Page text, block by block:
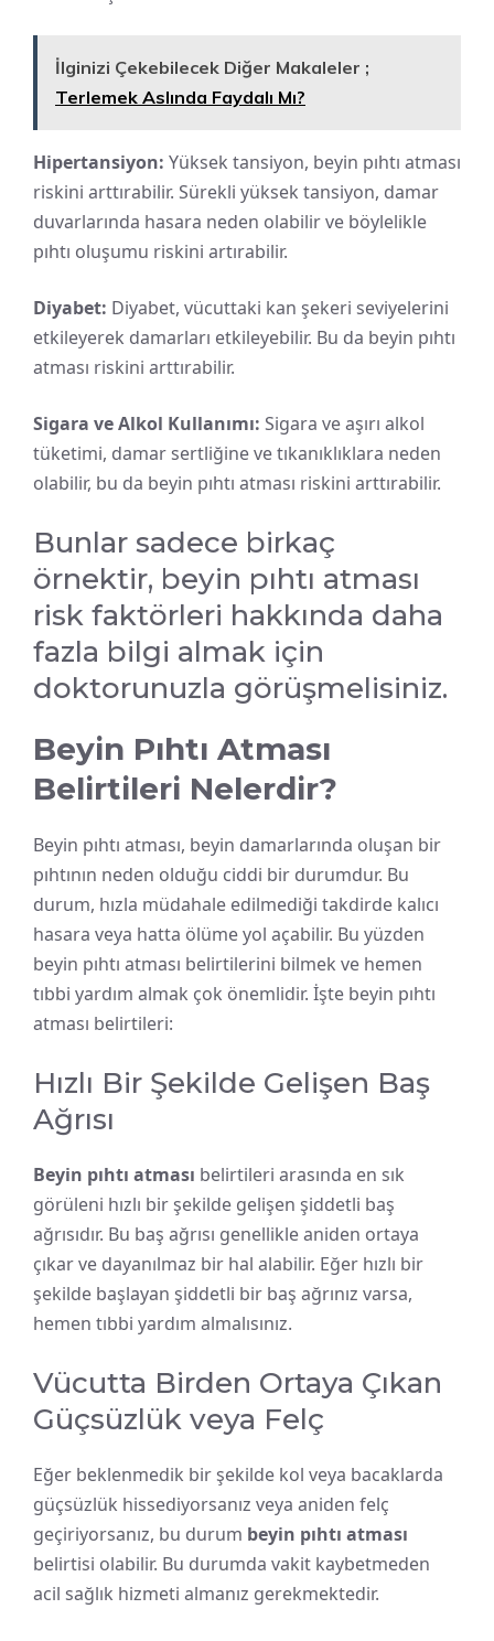
İlginizi Çekebilecek Diğer Makaleler ;
Terlemek Aslında Faydalı Mı?
Hipertansiyon: Yüksek tansiyon, beyin pıhtı atması
riskini arttırabilir. Sürekli yüksek tansiyon, damar
duvarlarında hasara neden olabilir ve böylelikle
pıhtı oluşumu riskini artırabilir.
Diyabet: Diyabet, vücuttaki kan şekeri seviyelerini
etkileyerek damarları etkileyebilir. Bu da beyin pıhtı
atması riskini arttırabilir.
Sigara ve Alkol Kullanımı: Sigara ve aşırı alkol
tüketimi, damar sertliğine ve tıkanıklıklara neden
olabilir, bu da beyin pıhtı atması riskini arttırabilir.
Bunlar sadece birkaç
örnektir, beyin pıhtı atması
risk faktörleri hakkında daha
fazla bilgi almak için
doktorunuzla görüşmelisiniz.
Beyin Pıhtı Atması
Belirtileri Nelerdir?
Beyin pıhtı atması, beyin damarlarında oluşan bir
pıhtının neden olduğu ciddi bir durumdur. Bu
durum, hızla müdahale edilmediği takdirde kalıcı
hasara veya hatta ölüme yol açabilir. Bu yüzden
beyin pıhtı atması belirtilerini bilmek ve hemen
tıbbi yardım almak çok önemlidir. İşte beyin pıhtı
atması belirtileri:
Hızlı Bir Şekilde Gelişen Baş
Ağrısı
Beyin pıhtı atması belirtileri arasında en sık
görüleni hızlı bir şekilde gelişen şiddetli baş
ağrısıdır. Bu baş ağrısı genellikle aniden ortaya
çıkar ve dayanılmaz bir hal alabilir. Eğer hızlı bir
şekilde başlayan şiddetli bir baş ağrınız varsa,
hemen tıbbi yardım almalısınız.
Vücutta Birden Ortaya Çıkan
Güçsüzlük veya Felç
Eğer beklenmedik bir şekilde kol veya bacaklarda
güçsüzlük hissediyorsanız veya aniden felç
geçiriyorsanız, bu durum beyin pıhtı atması
belirtisi olabilir. Bu durumda vakit kaybetmeden
acil sağlık hizmeti almanız gerekmektedir.